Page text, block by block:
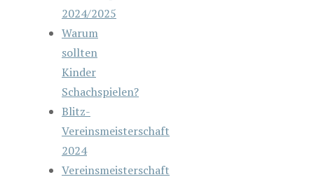
2024/2025
Warum
sollten
Kinder
Schachspielen?
Blitz-
Vereinsmeisterschaft
2024
Vereinsmeisterschaft